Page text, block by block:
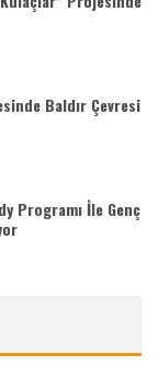
Baldır Çevresi
Programı İle Genç